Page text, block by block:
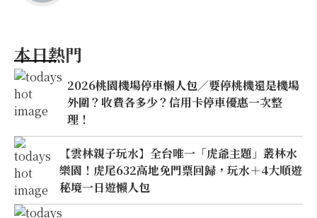
本日熱門
2026桃園機場停車懶人包／要停桃機還是機場
外圍？收費各多少？信用卡停車優惠一次整
理！
【雲林親子玩水】全台唯一「虎爺主題」叢林水
樂園！虎尾632高地免門票回歸，玩水＋4大順遊
秘境一日遊懶人包